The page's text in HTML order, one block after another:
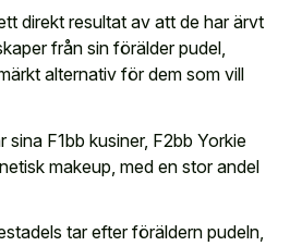
direkt resultat av att de har ärvt
från sin förälder pudel,
alternativ för dem som vill
sina F1bb kusiner, F2bb Yorkie
makeup, med en stor andel
tar efter föräldern pudeln,